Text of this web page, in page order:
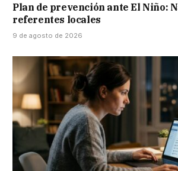
Plan de prevención ante El Niño:
referentes locales
9 de agosto de 2026